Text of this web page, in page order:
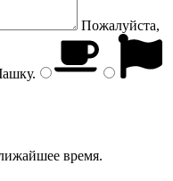
Пожалуйста,
.
время.